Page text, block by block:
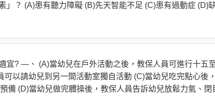
」？ (A)患有聽力障礙 (B)先天智能不足 (C)患有過動症 (D)
宜? —、 (A)當幼兒在戶外活動之後，教保人員可進行十五
以請幼兒到另一間活動室獨自活動 (C)當幼兒吃完點心後
備 (D)當幼兒做完體操後，教保人員告訴幼兒放鬆力氣、閉